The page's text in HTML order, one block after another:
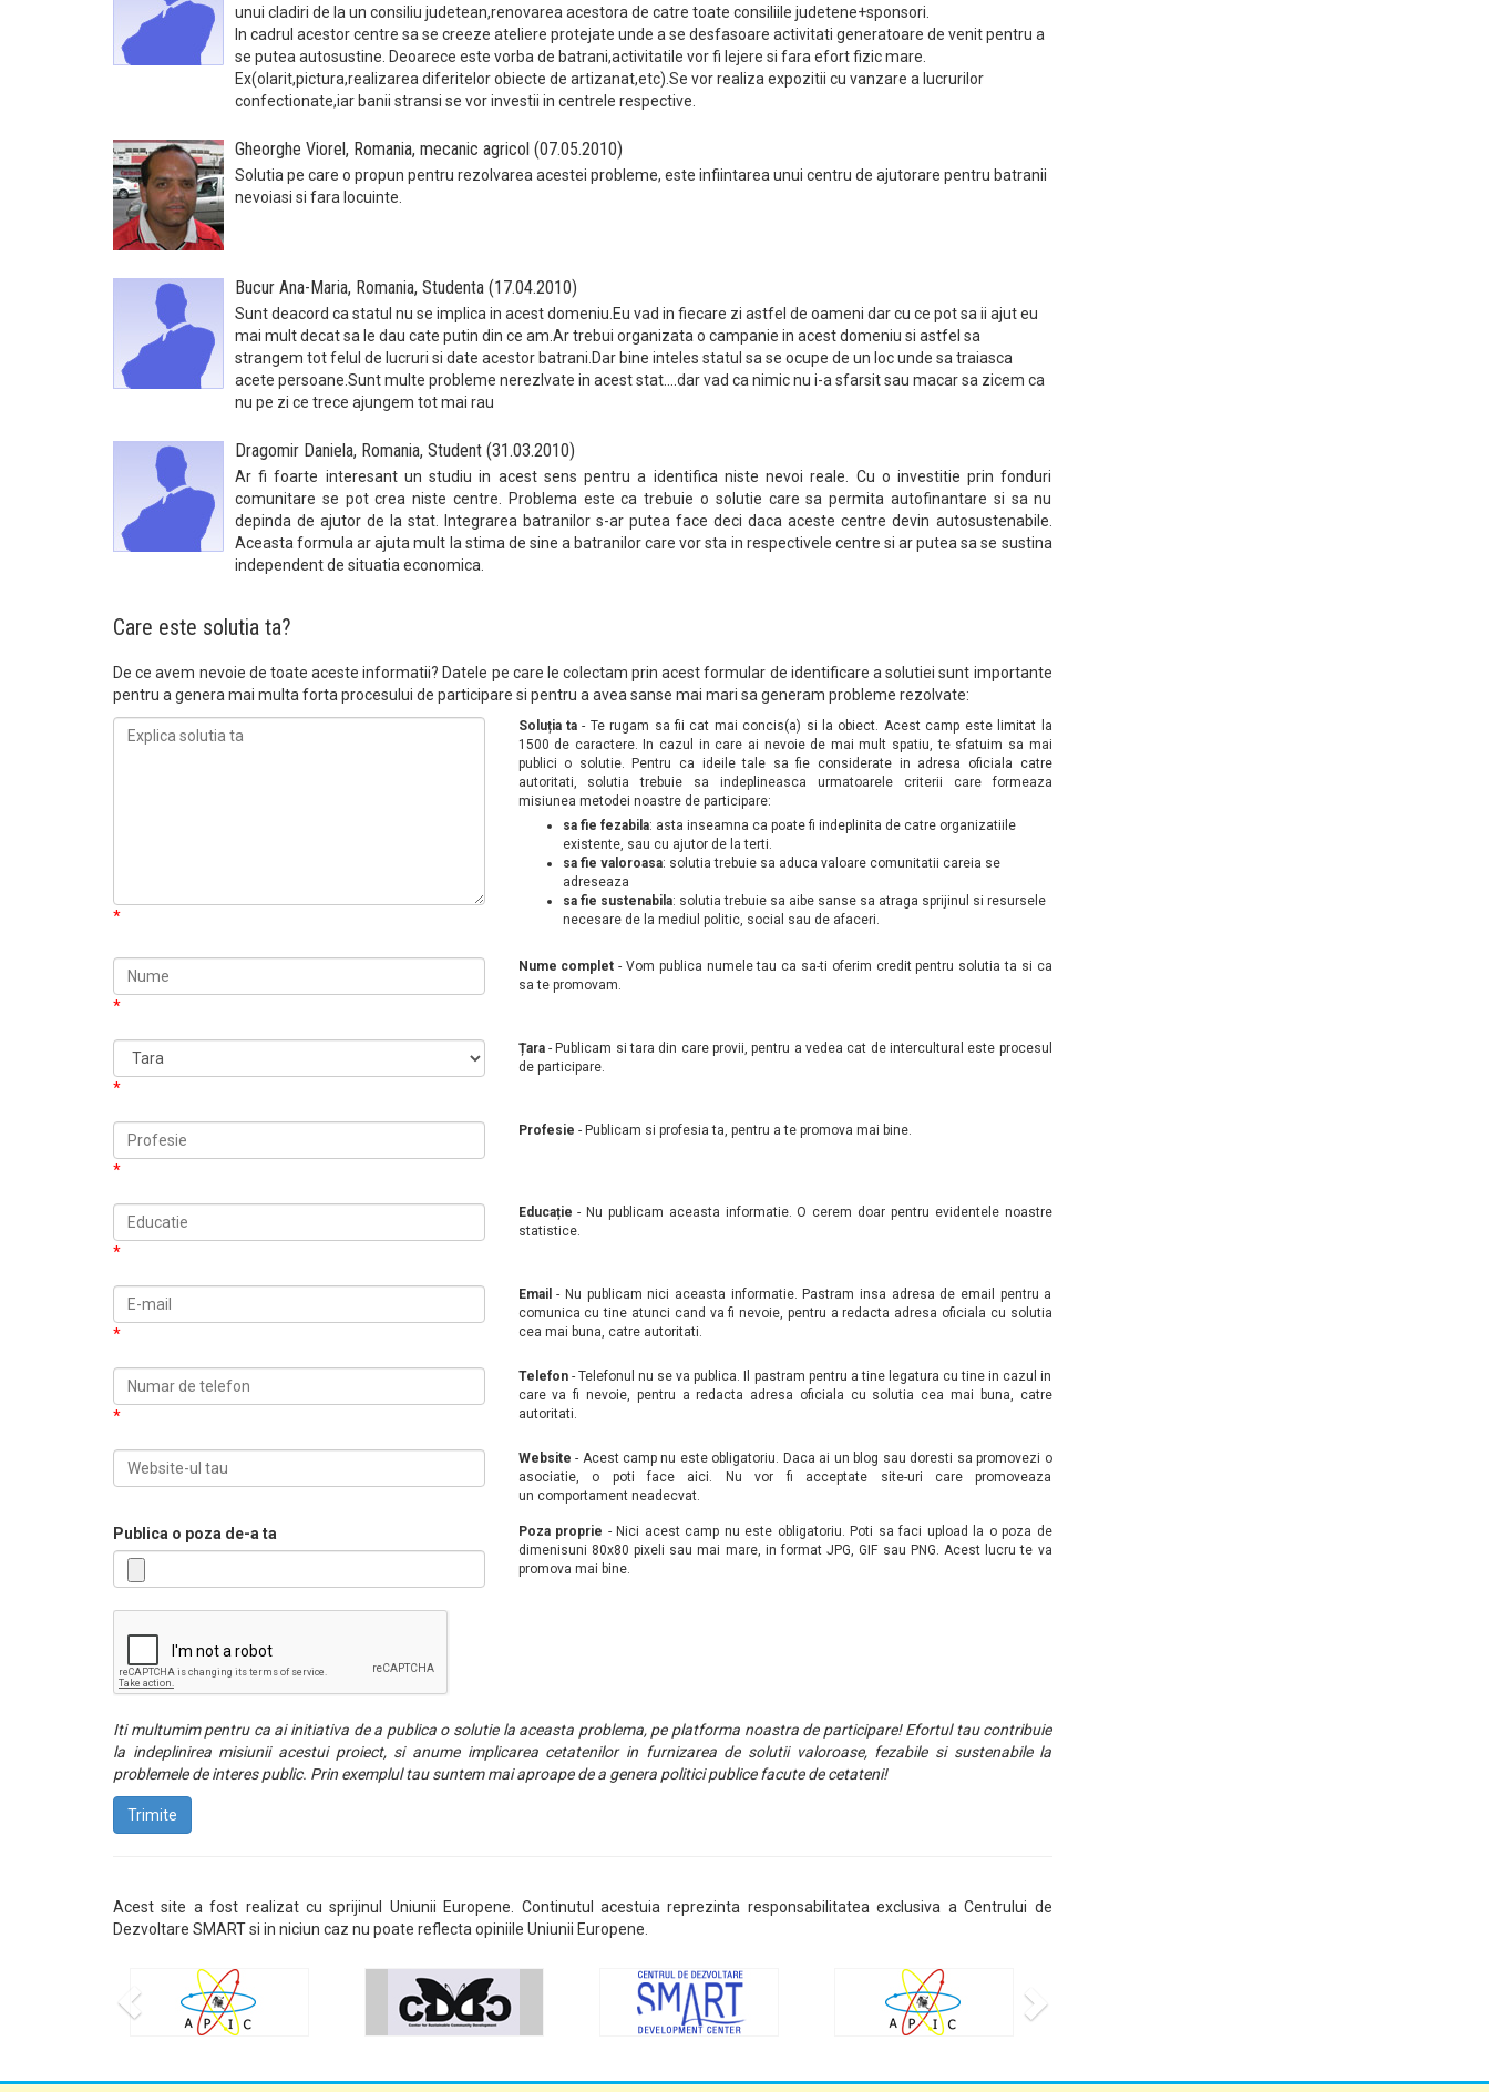
unui cladiri de la un consiliu judetean,renovarea acestora de catre toate consiliile judetene+sponsori.
In cadrul acestor centre sa se creeze ateliere protejate unde a se desfasoare activitati generatoare de venit pentru a
se putea autosustine. Deoarece este vorba de batrani,activitatile vor fi lejere si fara efort fizic mare.
Ex(olarit,pictura,realizarea diferitelor obiecte de artizanat,etc).Se vor realiza expozitii cu vanzare a lucrurilor
confectionate,iar banii stransi se vor investii in centrele respective.
Gheorghe Viorel, Romania, mecanic agricol (07.05.2010)
Solutia pe care o propun pentru rezolvarea acestei probleme, este infiintarea unui centru de ajutorare pentru batranii
nevoiasi si fara locuinte.
Bucur Ana-Maria, Romania, Studenta (17.04.2010)
Sunt deacord ca statul nu se implica in acest domeniu.Eu vad in fiecare zi astfel de oameni dar cu ce pot sa ii ajut eu
mai mult decat sa le dau cate putin din ce am.Ar trebui organizata o campanie in acest domeniu si astfel sa
strangem tot felul de lucruri si date acestor batrani.Dar bine inteles statul sa se ocupe de un loc unde sa traiasca
acete persoane.Sunt multe probleme nerezlvate in acest stat....dar vad ca nimic nu i-a sfarsit sau macar sa zicem ca
nu pe zi ce trece ajungem tot mai rau
Dragomir Daniela, Romania, Student (31.03.2010)
Ar fi foarte interesant un studiu in acest sens pentru a identifica niste nevoi reale. Cu o investitie prin fonduri
comunitare se pot crea niste centre. Problema este ca trebuie o solutie care sa permita autofinantare si sa nu
depinda de ajutor de la stat. Integrarea batranilor s-ar putea face deci daca aceste centre devin autosustenabile.
Aceasta formula ar ajuta mult la stima de sine a batranilor care vor sta in respectivele centre si ar putea sa se sustina
independent de situatia economica.
Care este solutia ta?
De ce avem nevoie de toate aceste informatii? Datele pe care le colectam prin acest formular de identificare a solutiei sunt importante
pentru a genera mai multa forta procesului de participare si pentru a avea sanse mai mari sa generam probleme rezolvate:
*
Soluția ta - Te rugam sa fii cat mai concis(a) si la obiect. Acest camp este limitat la
1500 de caractere. In cazul in care ai nevoie de mai mult spatiu, te sfatuim sa mai
publici o solutie. Pentru ca ideile tale sa fie considerate in adresa oficiala catre
autoritati, solutia trebuie sa indeplineasca urmatoarele criterii care formeaza
misiunea metodei noastre de participare:
sa fie fezabila: asta inseamna ca poate fi indeplinita de catre organizatiile
existente, sau cu ajutor de la terti.
sa fie valoroasa: solutia trebuie sa aduca valoare comunitatii careia se
adreseaza
sa fie sustenabila: solutia trebuie sa aibe sanse sa atraga sprijinul si resursele
necesare de la mediul politic, social sau de afaceri.
*
Nume complet - Vom publica numele tau ca sa-ti oferim credit pentru solutia ta si ca
sa te promovam.
*
Țara- Publicam si tara din care provii, pentru a vedea cat de intercultural este procesul
de participare.
*
Profesie - Publicam si profesia ta, pentru a te promova mai bine.
*
Educație - Nu publicam aceasta informatie. O cerem doar pentru evidentele noastre
statistice.
*
Email - Nu publicam nici aceasta informatie. Pastram insa adresa de email pentru a
comunica cu tine atunci cand va fi nevoie, pentru a redacta adresa oficiala cu solutia
cea mai buna, catre autoritati.
*
Telefon- Telefonul nu se va publica. Il pastram pentru a tine legatura cu tine in cazul in
care va fi nevoie, pentru a redacta adresa oficiala cu solutia cea mai buna, catre
autoritati.
Website - Acest camp nu este obligatoriu. Daca ai un blog sau doresti sa promovezi o
asociatie, o poti face aici. Nu vor fi acceptate site-uri care promoveaza
un comportament neadecvat.
Publica o poza de-a ta Poza proprie - Nici acest camp nu este obligatoriu. Poti sa faci upload la o poza de
dimenisuni 80x80 pixeli sau mai mare, in format JPG, GIF sau PNG. Acest lucru te va
promova mai bine.
Iti multumim pentru ca ai initiativa de a publica o solutie la aceasta problema, pe platforma noastra de participare! Efortul tau contribuie
la indeplinirea misiunii acestui proiect, si anume implicarea cetatenilor in furnizarea de solutii valoroase, fezabile si sustenabile la
problemele de interes public. Prin exemplul tau suntem mai aproape de a genera politici publice facute de cetateni!
Trimite
Acest site a fost realizat cu sprijinul Uniunii Europene. Continutul acestuia reprezinta responsabilitatea exclusiva a Centrului de
Dezvoltare SMART si in niciun caz nu poate reflecta opiniile Uniunii Europene.